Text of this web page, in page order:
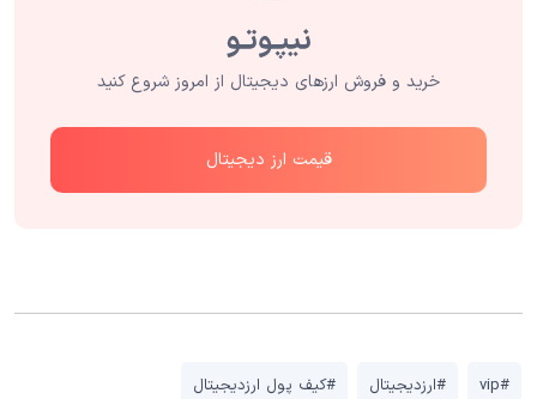
خرید و فروش ارزهای دیجیتال از امروز شروع کنید
قیمت ارز دیجیتال
#vip #ارزدیجیتال #کیف پول ارزدیجیتال